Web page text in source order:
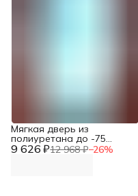
9 626 ₽12 968 ₽−26%
Мягкая дверь из
полиуретана до -75
градусов 120х230